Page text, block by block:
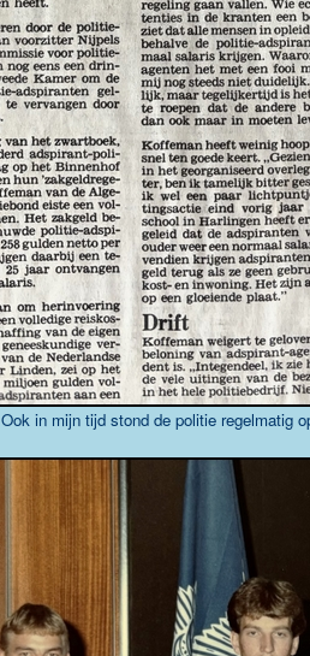
Ook in mijn tijd stond de politie regelmatig